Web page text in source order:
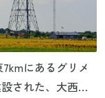
にあるグリメ
された、大西洋